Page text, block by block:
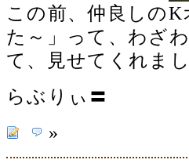
この前、仲良しの
た～」って、わざ
て、見せてくれま
らぶりぃ〓
»